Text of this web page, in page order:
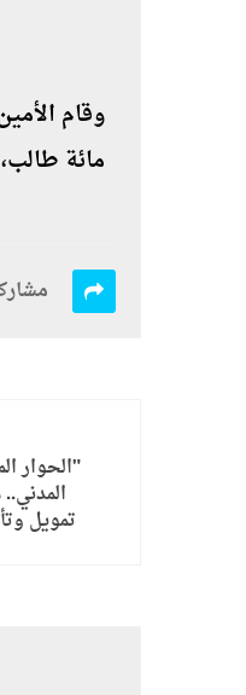
وقام
مائة
"الحوار
تمويل